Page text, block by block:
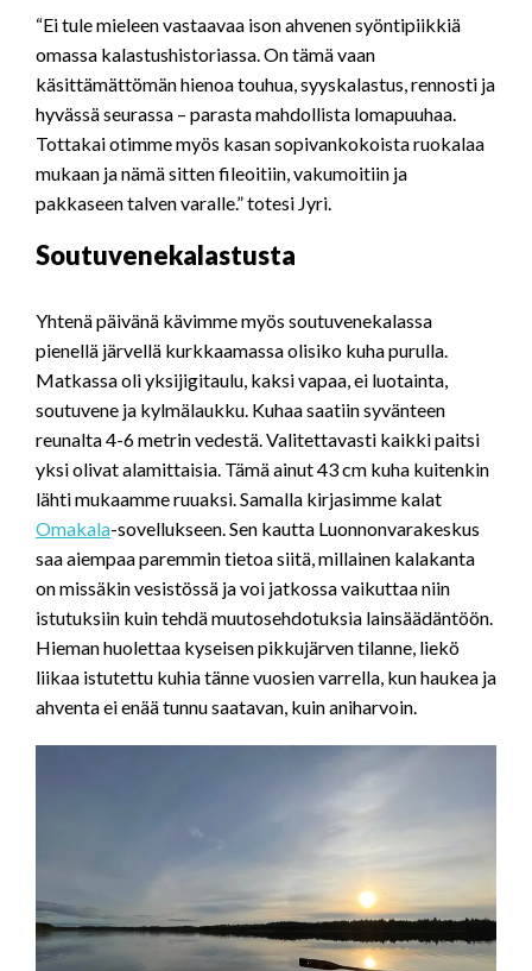
“Ei tule mieleen vastaavaa ison ahvenen syöntipiikkiä
omassa kalastushistoriassa. On tämä vaan
käsittämättömän hienoa touhua, syyskalastus, rennosti ja
hyvässä seurassa – parasta mahdollista lomapuuhaa.
Tottakai otimme myös kasan sopivankokoista ruokalaa
mukaan ja nämä sitten fileoitiin, vakumoitiin ja
pakkaseen talven varalle.” totesi Jyri.
Soutuvenekalastusta
Yhtenä päivänä kävimme myös soutuvenekalassa
pienellä järvellä kurkkaamassa olisiko kuha purulla.
Matkassa oli yksijigitaulu, kaksi vapaa, ei luotainta,
soutuvene ja kylmälaukku. Kuhaa saatiin syvänteen
reunalta 4-6 metrin vedestä. Valitettavasti kaikki paitsi
yksi olivat alamittaisia. Tämä ainut 43 cm kuha kuitenkin
lähti mukaamme ruuaksi. Samalla kirjasimme kalat
Omakala-sovellukseen. Sen kautta Luonnonvarakeskus
saa aiempaa paremmin tietoa siitä, millainen kalakanta
on missäkin vesistössä ja voi jatkossa vaikuttaa niin
istutuksiin kuin tehdä muutosehdotuksia lainsäädäntöön.
Hieman huolettaa kyseisen pikkujärven tilanne, liekö
liikaa istutettu kuhia tänne vuosien varrella, kun haukea ja
ahventa ei enää tunnu saatavan, kuin aniharvoin.